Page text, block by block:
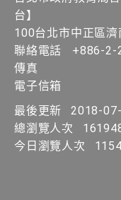
台】
100台北市中正區
聯絡電話
+886-2-
傳真
電子信箱
最後更新
2018-
總瀏覽人次
今日瀏覽人次
1154